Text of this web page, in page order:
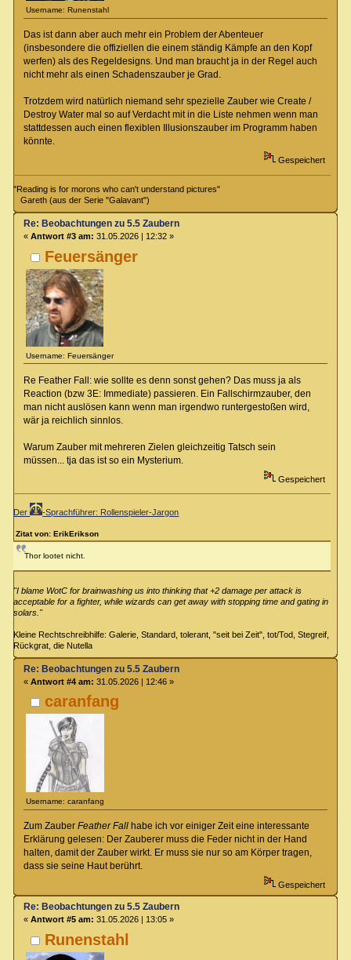
Username: Runenstahl
Das ist dann aber auch mehr ein Problem der Abenteuer
(insbesondere die offiziellen die einem ständig Kämpfe an den Kopf
werfen) als des Regeldesigns. Und man braucht ja in der Regel auch
nicht mehr als einen Schadenszauber je Grad.
Trotzdem wird natürlich niemand sehr spezielle Zauber wie Create /
Destroy Water mal so auf Verdacht mit in die Liste nehmen wenn man
stattdessen auch einen flexiblen Illusionszauber im Programm haben
könnte.
Gespeichert
"Reading is for morons who can't understand pictures"
Gareth (aus der Serie "Galavant")
Feuersänger
Username: Feuersänger
Re: Beobachtungen zu 5.5 Zaubern
« Antwort #3 am: 31.05.2026 | 12:32 »
Re Feather Fall: wie sollte es denn sonst gehen? Das muss ja als
Reaction (bzw 3E: Immediate) passieren. Ein Fallschirmzauber, den
man nicht auslösen kann wenn man irgendwo runtergestoßen wird,
wär ja reichlich sinnlos.
Warum Zauber mit mehreren Zielen gleichzeitig Tatsch sein
müssen... tja das ist so ein Mysterium.
Gespeichert
Der -Sprachführer: Rollenspieler-Jargon
Zitat von: ErikErikson
Thor lootet nicht.
"I blame WotC for brainwashing us into thinking that +2 damage per attack is
acceptable for a fighter, while wizards can get away with stopping time and gating in
solars."
Kleine Rechtschreibhilfe: Galerie, Standard, tolerant, "seit bei Zeit", tot/Tod, Stegreif,
Rückgrat, die Nutella
caranfang
Username: caranfang
Re: Beobachtungen zu 5.5 Zaubern
« Antwort #4 am: 31.05.2026 | 12:46 »
Zum Zauber Feather Fallhabe ich vor einiger Zeit eine interessante
Erklärung gelesen: Der Zauberer muss die Feder nicht in der Hand
halten, damit der Zauber wirkt. Er muss sie nur so am Körper tragen,
dass sie seine Haut berührt.
Gespeichert
Runenstahl
Re: Beobachtungen zu 5.5 Zaubern
« Antwort #5 am: 31.05.2026 | 13:05 »